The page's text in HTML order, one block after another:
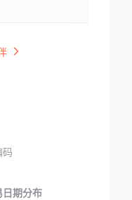
码
日期分布